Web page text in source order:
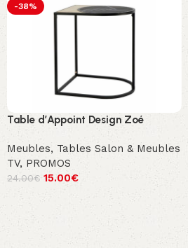
-38%
Table d’Appoint Design Zoé
Meubles, Tables Salon & Meubles
TV, PROMOS
24.00€ 15.00€